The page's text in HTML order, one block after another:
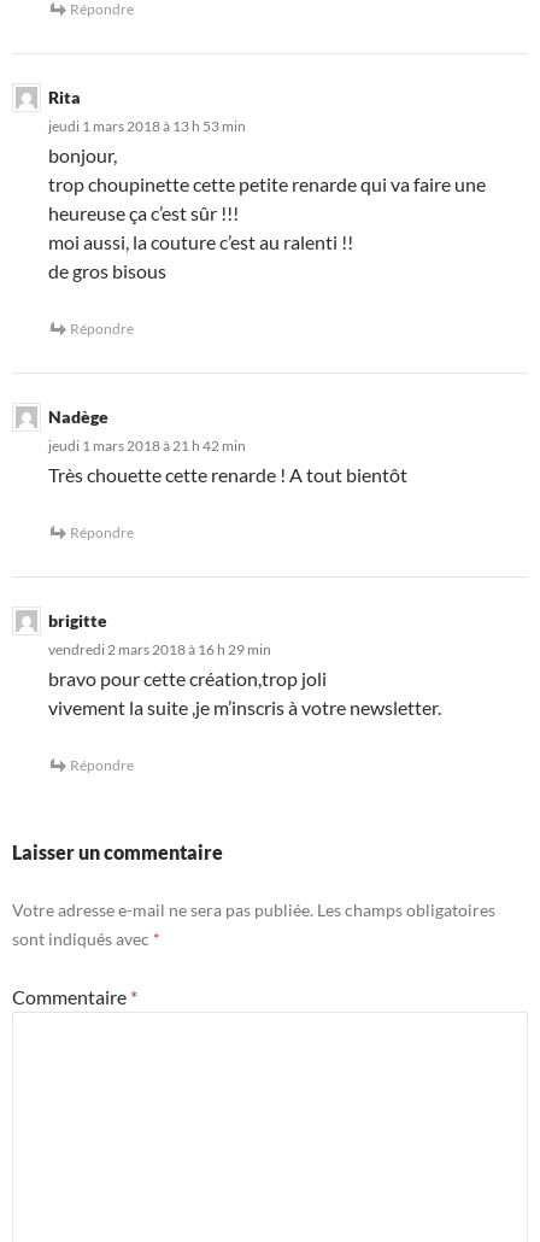
Répondre
Rita
jeudi 1 mars 2018 à 13 h 53 min
bonjour,
trop choupinette cette petite renarde qui va faire une
heureuse ça c’est sûr !!!
moi aussi, la couture c’est au ralenti !!
de gros bisous
Répondre
Nadège
jeudi 1 mars 2018 à 21 h 42 min
Très chouette cette renarde ! A tout bientôt
Répondre
brigitte
vendredi 2 mars 2018 à 16 h 29 min
bravo pour cette création,trop joli
vivement la suite ,je m’inscris à votre newsletter.
Répondre
Laisser un commentaire
Votre adresse e-mail ne sera pas publiée. Les champs obligatoires
sont indiqués avec *
Commentaire *